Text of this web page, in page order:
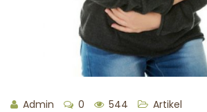
Admin 0 544 Artikel